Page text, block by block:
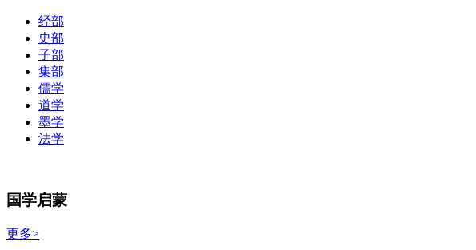
经部
史部
子部
集部
儒学
道学
墨学
法学
国学启蒙
更多>